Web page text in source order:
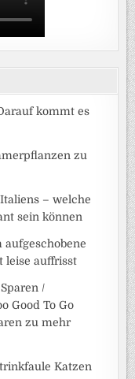
kommt es
zu
– welche
sein können
leise auffrisst
/
Good To Go
zu mehr
Katzen